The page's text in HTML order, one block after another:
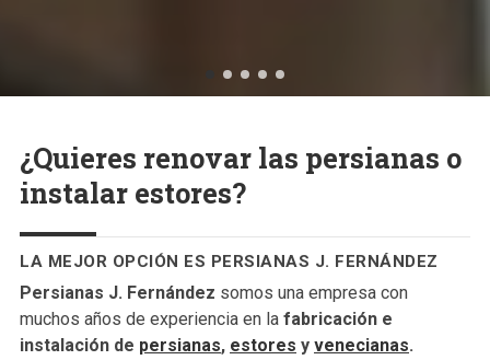
¿Quieres renovar las persianas o
instalar estores?
LA MEJOR OPCIÓN ES PERSIANAS J. FERNÁNDEZ
Persianas J. Fernández somos una empresa con
muchos años de experiencia en la fabricación e
instalación de persianas, estores y venecianas.